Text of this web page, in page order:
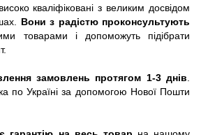
кваліфіковані з великим досвідом
Вони з радістю проконсультують
товарами і допоможуть підібрати
замовлень протягом 1-3 днів
по Україні за допомогою Нової Пошти